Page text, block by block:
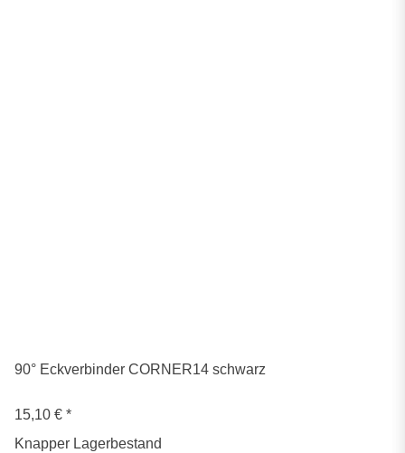
90° Eckverbinder CORNER14 schwarz
15,10 € *
Knapper Lagerbestand